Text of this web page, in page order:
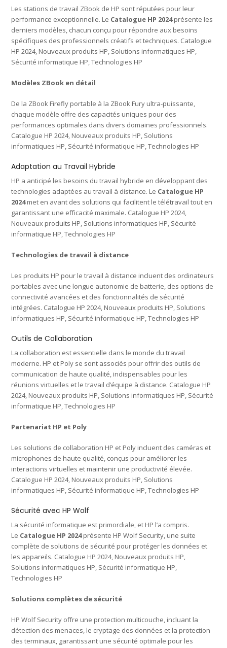
Les stations de travail ZBook de HP sont réputées pour leur
performance exceptionnelle. Le Catalogue HP 2024présente les
derniers modèles, chacun conçu pour répondre aux besoins
spécifiques des professionnels créatifs et techniques. Catalogue
HP 2024, Nouveaux produits HP, Solutions informatiques HP,
Sécurité informatique HP, Technologies HP
Modèles ZBook en détail
De la ZBook Firefly portable à la ZBook Fury ultra-puissante,
chaque modèle offre des capacités uniques pour des
performances optimales dans divers domaines professionnels.
Catalogue HP 2024, Nouveaux produits HP, Solutions
informatiques HP, Sécurité informatique HP, Technologies HP
Adaptation au Travail Hybride
HP a anticipé les besoins du travail hybride en développant des
technologies adaptées au travail à distance. Le Catalogue HP
2024met en avant des solutions qui facilitent le télétravail tout en
garantissant une efficacité maximale. Catalogue HP 2024,
Nouveaux produits HP, Solutions informatiques HP, Sécurité
informatique HP, Technologies HP
Technologies de travail à distance
Les produits HP pour le travail à distance incluent des ordinateurs
portables avec une longue autonomie de batterie, des options de
connectivité avancées et des fonctionnalités de sécurité
intégrées. Catalogue HP 2024, Nouveaux produits HP, Solutions
informatiques HP, Sécurité informatique HP, Technologies HP
Outils de Collaboration
La collaboration est essentielle dans le monde du travail
moderne. HP et Poly se sont associés pour offrir des outils de
communication de haute qualité, indispensables pour les
réunions virtuelles et le travail d’équipe à distance. Catalogue HP
2024, Nouveaux produits HP, Solutions informatiques HP, Sécurité
informatique HP, Technologies HP
Partenariat HP et Poly
Les solutions de collaboration HP et Poly incluent des caméras et
microphones de haute qualité, conçus pour améliorer les
interactions virtuelles et maintenir une productivité élevée.
Catalogue HP 2024, Nouveaux produits HP, Solutions
informatiques HP, Sécurité informatique HP, Technologies HP
Sécurité avec HP Wolf
La sécurité informatique est primordiale, et HP l’a compris.
Le Catalogue HP 2024présente HP Wolf Security, une suite
complète de solutions de sécurité pour protéger les données et
les appareils. Catalogue HP 2024, Nouveaux produits HP,
Solutions informatiques HP, Sécurité informatique HP,
Technologies HP
Solutions complètes de sécurité
HP Wolf Security offre une protection multicouche, incluant la
détection des menaces, le cryptage des données et la protection
des terminaux, garantissant une sécurité optimale pour les